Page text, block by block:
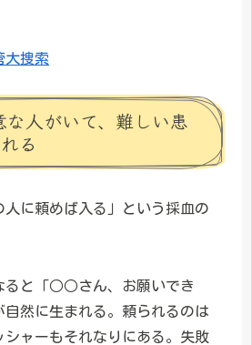
大捜索
人がいて、難しい患
る
人に頼めば入る」という採血の
ると「○○さん、お願いでき
自然に生まれる。頼られるのは
シャーもそれなりにある。失敗